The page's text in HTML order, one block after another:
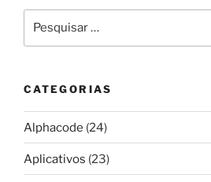
por:
CATEGORIAS
Alphacode (24)
Aplicativos (23)